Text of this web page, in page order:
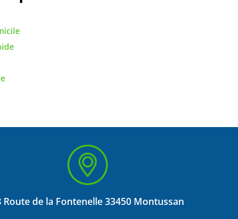
Route de la Fontenelle 33450 Montussan